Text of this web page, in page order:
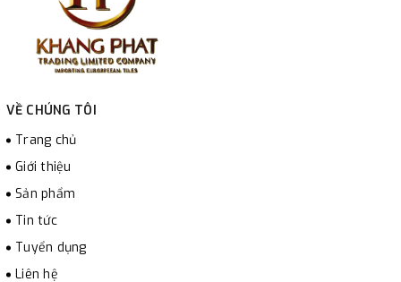
VỀ CHÚNG TÔI
Trang chủ
Giới thiệu
Sản phẩm
Tin tức
Tuyển dụng
Liên hệ